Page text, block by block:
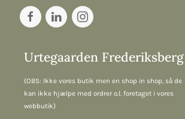
Urtegaarden Frederiksberg
(OBS: Ikke vores butik men en shop in shop, så de
kan ikke hjælpe med ordrer o.l. foretaget i vores
webbutik)